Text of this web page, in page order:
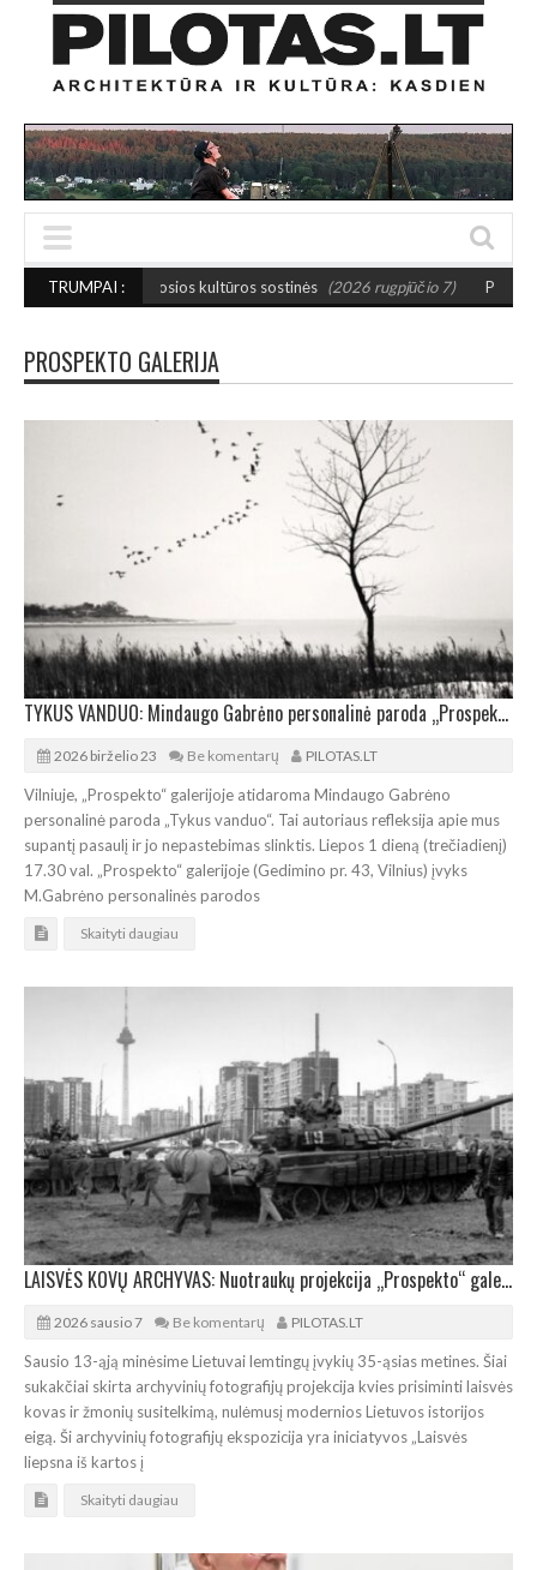
TRUMPAI :
mažosios kultūros sostinės (2026 rugpjūčio 7) PUSIAUSVYROS
PROSPEKTO GALERIJA
TYKUS VANDUO: Mindaugo Gabrėno personalinė paroda „Prospekto“ galerijoje
2026 birželio 23 Be komentarų PILOTAS.LT
Vilniuje, „Prospekto“ galerijoje atidaroma Mindaugo Gabrėno
personalinė paroda „Tykus vanduo“. Tai autoriaus refleksija apie mus
supantį pasaulį ir jo nepastebimas slinktis. Liepos 1 dieną (trečiadienį)
17.30 val. „Prospekto“ galerijoje (Gedimino pr. 43, Vilnius) įvyks
M.Gabrėno personalinės parodos
Skaityti daugiau
LAISVĖS KOVŲ ARCHYVAS: Nuotraukų projekcija „Prospekto“ galerijos vitrinoje
2026 sausio 7 Be komentarų PILOTAS.LT
Sausio 13-ąją minėsime Lietuvai lemtingų įvykių 35-ąsias metines. Šiai
sukakčiai skirta archyvinių fotografijų projekcija kvies prisiminti laisvės
kovas ir žmonių susitelkimą, nulėmusį modernios Lietuvos istorijos
eigą. Ši archyvinių fotografijų ekspozicija yra iniciatyvos „Laisvės
liepsna iš kartos į
Skaityti daugiau